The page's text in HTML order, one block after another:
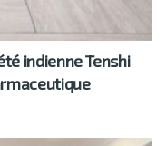
indienne Tenshi